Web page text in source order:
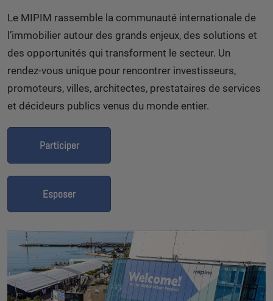
Le MIPIM rassemble la communauté internationale de
l’immobilier autour des grands enjeux, des solutions et
des opportunités qui transforment le secteur. Un
rendez-vous unique pour rencontrer investisseurs,
promoteurs, villes, architectes, prestataires de services
et décideurs publics venus du monde entier.
Participer
Esposer